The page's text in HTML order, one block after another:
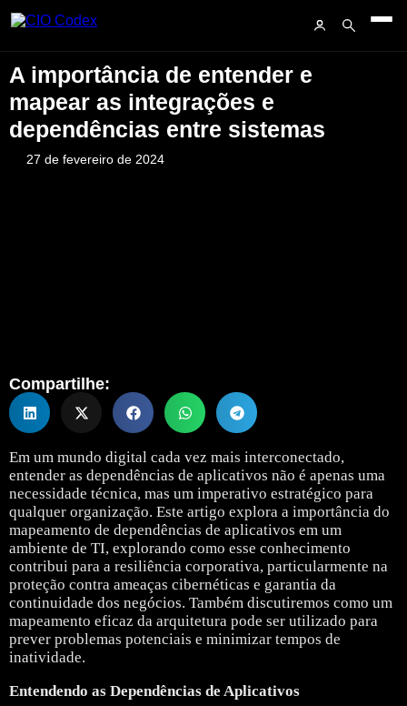
A importância de entender e
mapear as integrações e
dependências entre sistemas
27 de fevereiro de 2024
Compartilhe:
Em um mundo digital cada vez mais interconectado,
entender as dependências de aplicativos não é apenas uma
necessidade técnica, mas um imperativo estratégico para
qualquer organização. Este artigo explora a importância do
mapeamento de dependências de aplicativos em um
ambiente de TI, explorando como esse conhecimento
contribui para a resiliência corporativa, particularmente na
proteção contra ameaças cibernéticas e garantia da
continuidade dos negócios. Também discutiremos como um
mapeamento eficaz da arquitetura pode ser utilizado para
prever problemas potenciais e minimizar tempos de
inatividade.
Entendendo as Dependências de Aplicativos